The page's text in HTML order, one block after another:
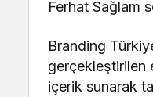
Ferhat Sağlam
Branding
gerçekleştirilen
içerik sunarak